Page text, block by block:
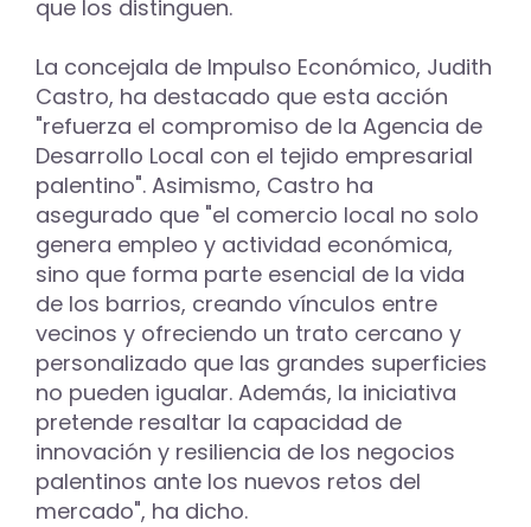
que los distinguen.
La concejala de Impulso Económico, Judith
Castro, ha destacado que esta acción
"refuerza el compromiso de la Agencia de
Desarrollo Local con el tejido empresarial
palentino". Asimismo, Castro ha
asegurado que "el comercio local no solo
genera empleo y actividad económica,
sino que forma parte esencial de la vida
de los barrios, creando vínculos entre
vecinos y ofreciendo un trato cercano y
personalizado que las grandes superficies
no pueden igualar. Además, la iniciativa
pretende resaltar la capacidad de
innovación y resiliencia de los negocios
palentinos ante los nuevos retos del
mercado", ha dicho.